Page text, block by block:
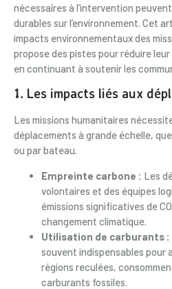
nécessaires à l’intervention
durables sur l’environnement. Cet
impacts environnementaux des
propose des pistes pour réduire
en continuant à soutenir les
1. Les impacts liés aux
Les missions humanitaires
déplacements à grande échelle,
ou par bateau.
Empreinte carbone : Les
volontaires et des équipes
émissions significatives de
changement climatique.
Utilisation de carburants :
souvent indispensables pour
régions reculées,
carburants fossiles.